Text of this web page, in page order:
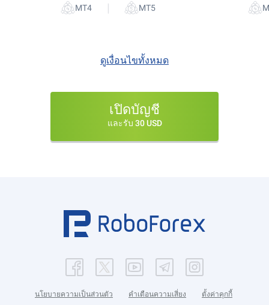
|
ดูเงื่อนไขทั้งหมด
เปิดบัญชี
และรับ 30 USD
นโยบายความเป็นส่วนตัว คำเตือนความเสี่ยง ตั้งค่าคุกกี้